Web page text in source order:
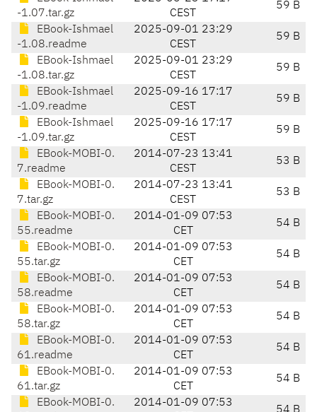
-1.07.tar.gz
CEST
59 B
EBook-Ishmael
-1.08.readme
2025-09-01 23:29
CEST
59 B
EBook-Ishmael
-1.08.tar.gz
2025-09-01 23:29
CEST
59 B
EBook-Ishmael
-1.09.readme
2025-09-16 17:17
CEST
59 B
EBook-Ishmael
-1.09.tar.gz
2025-09-16 17:17
CEST
59 B
EBook-MOBI-0.
7.readme
2014-07-23 13:41
CEST
53 B
EBook-MOBI-0.
7.tar.gz
2014-07-23 13:41
CEST
53 B
EBook-MOBI-0.
55.readme
2014-01-09 07:53
CET
54 B
EBook-MOBI-0.
55.tar.gz
2014-01-09 07:53
CET
54 B
EBook-MOBI-0.
58.readme
2014-01-09 07:53
CET
54 B
EBook-MOBI-0.
58.tar.gz
2014-01-09 07:53
CET
54 B
EBook-MOBI-0.
61.readme
2014-01-09 07:53
CET
54 B
EBook-MOBI-0.
61.tar.gz
2014-01-09 07:53
CET
54 B
EBook-MOBI-0.
2014-01-09 07:53